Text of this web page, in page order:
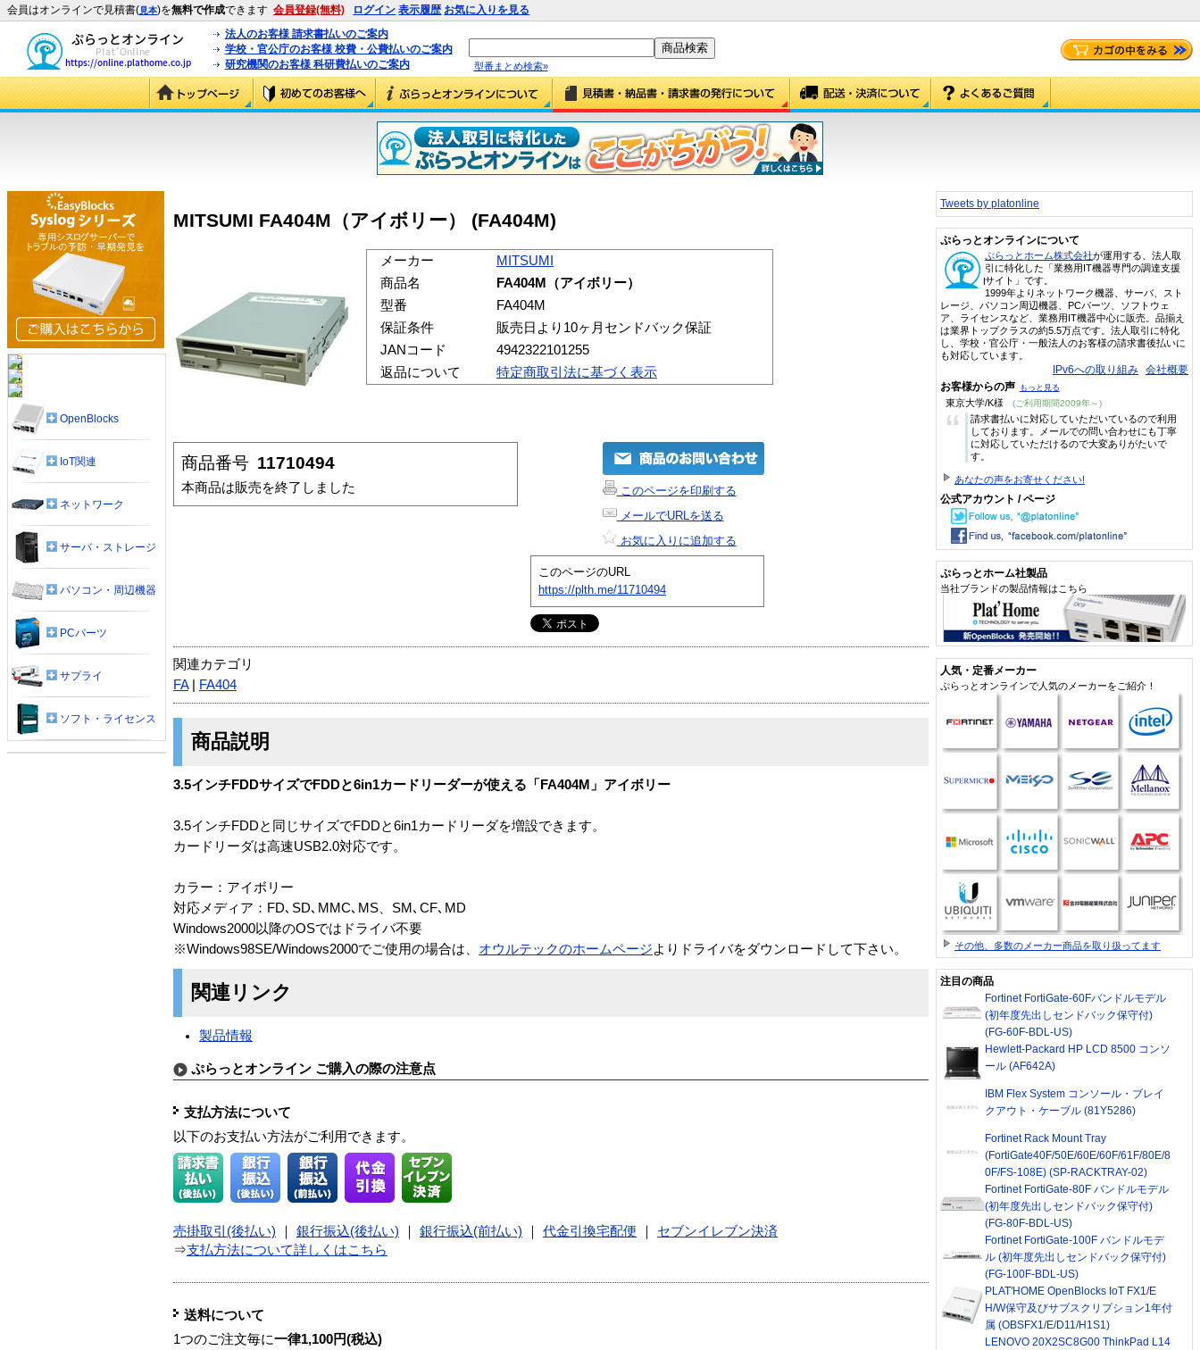
会員はオンラインで見積書(見本)を無料で作成できます 会員登録(無料) ログイン 表示履歴 お気に入りを見る
法人のお客様 請求書払いのご案内
学校・官公庁のお客様 校費・公費払いのご案内
研究機関のお客様 科研費払いのご案内
型番まとめ検索»
MITSUMI FA404M（アイボリー） (FA404M)
メーカー
MITSUMI
商品名
FA404M（アイボリー）
型番
FA404M
保証条件
販売日より10ヶ月センドバック保証
JANコード
4942322101255
返品について
特定商取引法に基づく表示
商品番号 11710494
本商品は販売を終了しました
このページを印刷する
メールでURLを送る
お気に入りに追加する
このページのURL
https://plth.me/11710494
関連カテゴリ
FA| FA404
商品説明
3.5インチFDDサイズでFDDと6in1カードリーダーが使える「FA404M」アイボリー
3.5インチFDDと同じサイズでFDDと6in1カードリーダを増設できます。
カードリーダは高速USB2.0対応です。
カラー：アイボリー
対応メディア：FD､SD､MMC､MS、SM､CF､MD
Windows2000以降のOSではドライバ不要
※Windows98SE/Windows2000でご使用の場合は、 オウルテックのホームページよりドライバをダウンロードして下さい。
関連リンク
製品情報
ぷらっとオンライン ご購入の際の注意点
支払方法について
以下のお支払い方法がご利用できます。
売掛取引(後払い) 銀行振込(後払い) 銀行振込(前払い) 代金引換宅配便
セブンイレブン決済
⇒支払方法について詳しくはこちら
送料について
1つのご注文毎に一律1,100円(税込)
OpenBlocks
IoT関連
ネットワーク
サーバ・ストレージ
パソコン・周辺機器
PCパーツ
サプライ
ソフト・ライセンス
Tweets by platonline
ぷらっとオンラインについて
ぷらっとホーム株式会社が運用する、法人取
引に特化した「業務用IT機器専門の調達支援
サイト」です。
1999年よりネットワーク機器、サーバ、スト
レージ、パソコン周辺機器、PCパーツ、ソフトウェ
ア、ライセンスなど、業務用IT機器中心に販売。品揃え
は業界トップクラスの約5.5万点です。法人取引に特化
し、学校・官公庁・一般法人のお客様の請求書後払いに
も対応しています。
IPv6への取り組み 会社概要
お客様からの声 もっと見る
東京大学/K様 (ご利用期間2009年～)
“
請求書払いに対応していただいているので利用
しております。メールでの問い合わせにも丁寧
に対応していただけるので大変ありがたいで
す。
あなたの声をお寄せください!
公式アカウント / ページ
ぷらっとホーム社製品
当社ブランドの製品情報はこちら
人気・定番メーカー
ぷらっとオンラインで人気のメーカーをご紹介！
その他、多数のメーカー商品を取り扱ってます
注目の商品
Fortinet FortiGate-60Fバンドルモデル
(初年度先出しセンドバック保守付)
(FG-60F-BDL-US)
Hewlett-Packard HP LCD 8500 コンソ
ール (AF642A)
IBM Flex System コンソール・ブレイ
クアウト・ケーブル (81Y5286)
Fortinet Rack Mount Tray
(FortiGate40F/50E/60E/60F/61F/80E/8
0F/FS-108E) (SP-RACKTRAY-02)
Fortinet FortiGate-80F バンドルモデル
(初年度先出しセンドバック保守付)
(FG-80F-BDL-US)
Fortinet FortiGate-100F バンドルモデ
ル (初年度先出しセンドバック保守付)
(FG-100F-BDL-US)
PLAT'HOME OpenBlocks IoT FX1/E
H/W保守及びサブスクリプション1年付
属 (OBSFX1/E/D11/H1S1)
LENOVO 20X2SC8G00 ThinkPad L14